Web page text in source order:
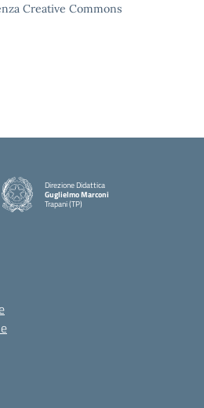
Creative Commons
Direzione Didattica
Guglielmo Marconi
Trapani (TP)